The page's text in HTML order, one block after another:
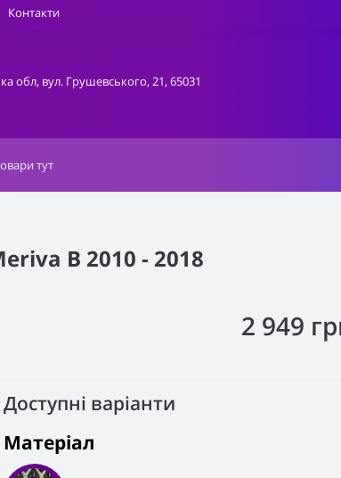
Контакти
обл, вул. Грушевського, 21, 65031
B 2010 - 2018
2 949
Доступні варіанти
Матеріал